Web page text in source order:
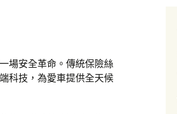
場安全革命。傳統保險絲
科技，為愛車提供全天候